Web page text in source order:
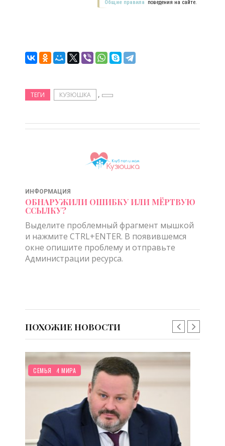
Общие правила поведения на сайте.
ТЕГИ КУЗЮШКА ,
ИНФОРМАЦИЯ
ОБНАРУЖИЛИ ОШИБКУ ИЛИ МЁРТВУЮ
ССЫЛКУ?
Выделите проблемный фрагмент мышкой
и нажмите CTRL+ENTER. В появившемся
окне опишите проблему и отправьте
Администрации ресурса.
ПОХОЖИЕ НОВОСТИ
НОВОСТИ МИРА